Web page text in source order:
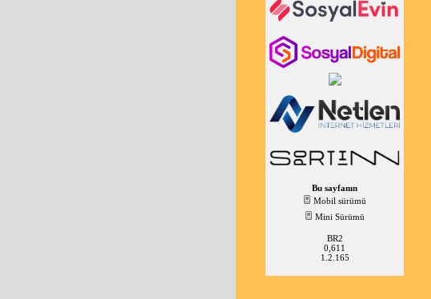
Bu sayfanın
Mobil sürümü
Mini Sürümü
BR2
0,611
1.2.165